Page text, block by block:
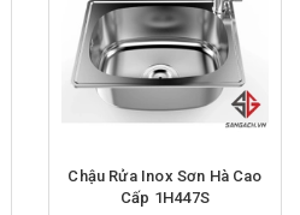
Chậu Rửa Inox Sơn Hà Cao
Cấp 1H447S